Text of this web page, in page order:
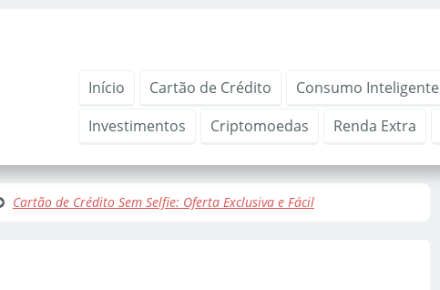
Início Cartão de Crédito Consumo Inteligente
Investimentos
Criptomoedas Renda Extra
Cartão de Crédito Sem Selfie: Oferta Exclusiva e Fácil